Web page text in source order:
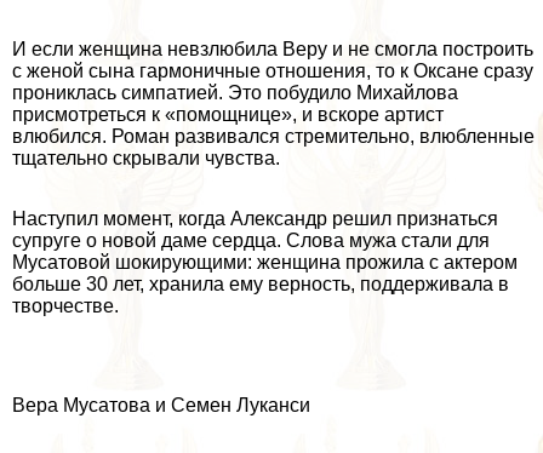
И если женщина невзлюбила Веру и не смогла построить
с женой сына гармоничные отношения, то к Оксане сразу
прониклась симпатией. Это побудило Михайлова
присмотреться к «помощнице», и вскоре артист
влюбился. Роман развивался стремительно, влюбленные
тщательно скрывали чувства.
Наступил момент, когда Александр решил признаться
супруге о новой даме сердца. Слова мужа стали для
Мусатовой шокирующими: женщина прожила с актером
больше 30 лет, хранила ему верность, поддерживала в
творчестве.
Вера Мусатова и Семен Луканси